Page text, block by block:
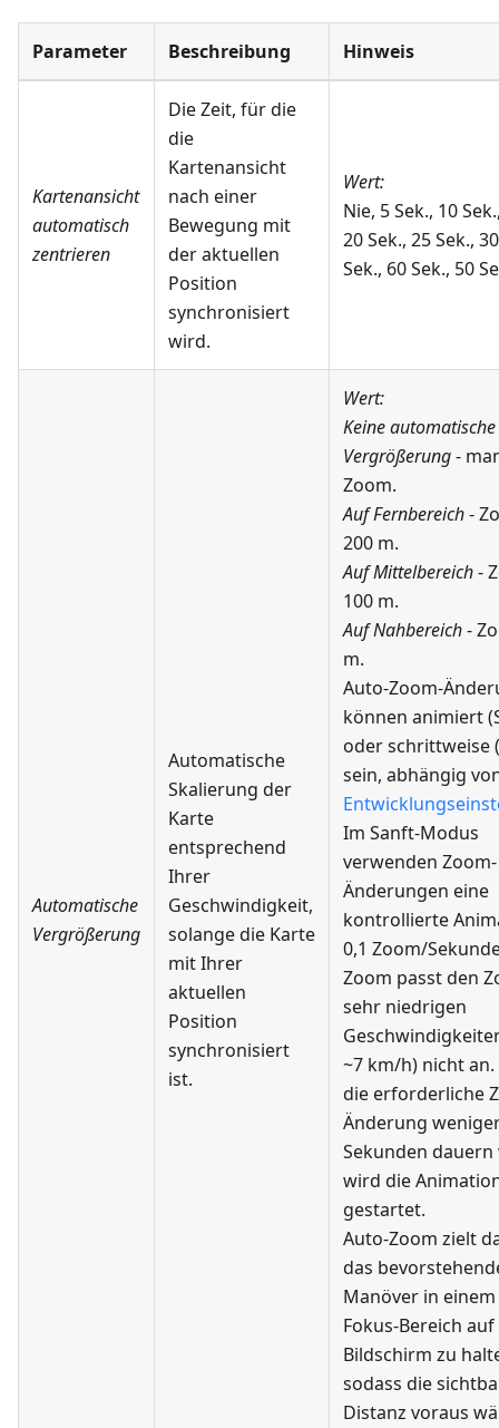
Parameter Beschreibung Hinweis
Kartenansicht
automatisch
zentrieren
Die Zeit, für die
die
Kartenansicht
nach einer
Bewegung mit
der aktuellen
Position
synchronisiert
wird.
Wert:
Nie, 5 Sek., 10
20 Sek., 25 Sek.,
Sek., 60 Sek., 50
Automatische
Vergrößerung
Automatische
Skalierung der
Karte
entsprechend
Ihrer
Geschwindigkeit,
solange die Karte
mit Ihrer
aktuellen
Position
synchronisiert
ist.
Wert:
Keine automatische
Vergrößerung-
Zoom.
Auf Fernbereich-
200 m.
Auf Mittelbereich-
100 m.
Auf Nahbereich-
m.
Auto-Zoom-
können animiert
oder schrittweise
sein, abhängig
Im Sanft-Modus
verwenden Zoom-
Änderungen eine
kontrollierte
0,1 Zoom/
Zoom passt den
sehr niedrigen
~7 km/h) nicht an.
die erforderliche
Änderung
Sekunden
wird die
gestartet.
Auto-Zoom zielt
das
Manöver in
Fokus-Bereich
Bildschirm zu
sodass die
Distanz voraus